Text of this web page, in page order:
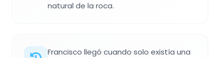
natural de la roca.
Francisco llegó cuando solo existía una